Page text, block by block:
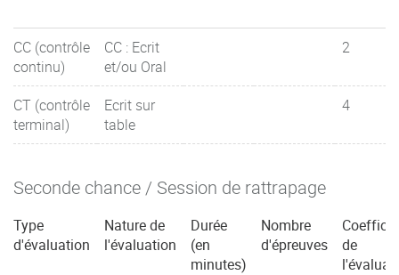
CC (contrôle
continu)
CC : Ecrit
et/ou Oral
2
CT (contrôle
terminal)
Ecrit sur
table
4
Seconde chance / Session de rattrapage
Type
d'évaluation
Nature de
l'évaluation
Durée
(en
minutes)
Nombre
d'épreuves
de